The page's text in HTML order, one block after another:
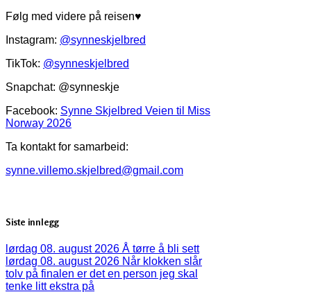
Følg med videre på reisen♥
Instagram: @synneskjelbred
TikTok: @synneskjelbred
Snapchat: @synneskje
Facebook: Synne Skjelbred Veien til Miss
Norway 2026
Ta kontakt for samarbeid:
synne.villemo.skjelbred@gmail.com
Siste innlegg
lørdag 08. august 2026 Å tørre å bli sett
lørdag 08. august 2026 Når klokken slår
tolv på finalen er det en person jeg skal
tenke litt ekstra på